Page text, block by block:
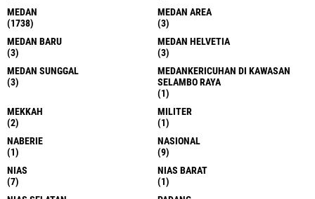
MEDAN
(1738)
MEDAN AREA
(3)
MEDAN BARU
(3)
MEDAN HELVETIA
(3)
MEDAN SUNGGAL
(3)
MEDANKERICUHAN DI KAWASAN
SELAMBO RAYA
(1)
MEKKAH
(2)
MILITER
(1)
NABERIE
(1)
NASIONAL
(9)
NIAS
(7)
NIAS BARAT
(1)